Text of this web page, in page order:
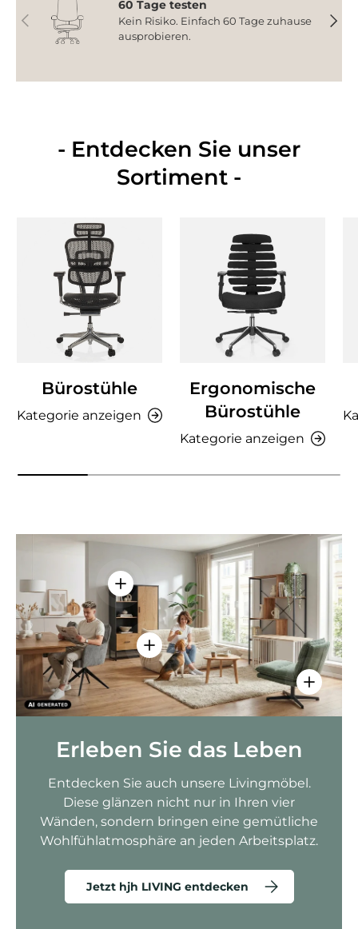
Vorherige
60 Tage testen
Kein Risiko. Einfach 60 Tage zuhause
ausprobieren.
- Entdecken Sie unser
Sortiment -
Bürostühle
Kategorie anzeigen
Ergonomische
Bürostühle
Kategorie anzeigen
Einzelheiten anzeigen - AMIO H -
Einzelheiten anzeigen - Sitzolo 2
Erleben Sie das Leben
Entdecken Sie auch unsere Livingmöbel.
Diese glänzen nicht nur in Ihren vier
Wänden, sondern bringen eine gemütliche
Wohlfühlatmosphäre an jeden Arbeitsplatz.
Jetzt hjh LIVING entdecken